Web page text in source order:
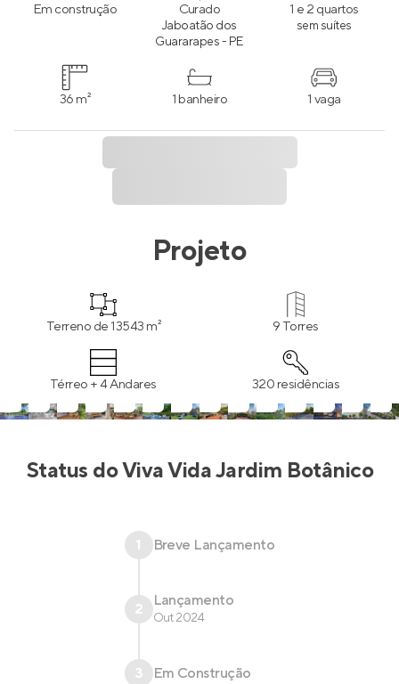
Em construção Curado
Jaboatão dos
Guararapes - PE
1 e 2 quartos
sem suítes
36 m² 1 banheiro 1 vaga
Projeto
Terreno de 13543 m² 9 Torres
Térreo + 4 Andares 320 residências
Status doViva Vida Jardim Botânico
1 Breve Lançamento
2 Lançamento
Out 2024
3 Em Construção